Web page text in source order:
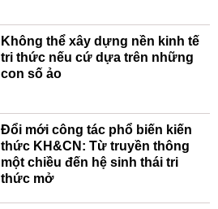
Không thể xây dựng nền kinh tế
tri thức nếu cứ dựa trên những
con số ảo
Đổi mới công tác phổ biến kiến
thức KH&CN: Từ truyền thông
một chiều đến hệ sinh thái tri
thức mở